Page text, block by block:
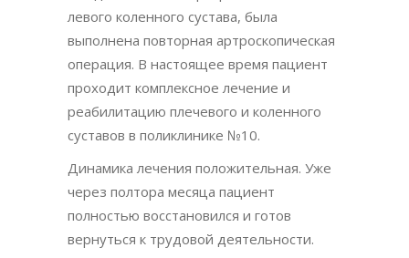
левого коленного сустава, была
выполнена повторная артроскопическая
операция. В настоящее время пациент
проходит комплексное лечение и
реабилитацию плечевого и коленного
суставов в поликлинике №10.
Динамика лечения положительная. Уже
через полтора месяца пациент
полностью восстановился и готов
вернуться к трудовой деятельности.